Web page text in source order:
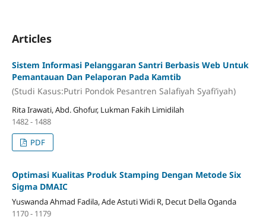
Articles
Sistem Informasi Pelanggaran Santri Berbasis Web Untuk
Pemantauan Dan Pelaporan Pada Kamtib
(Studi Kasus:Putri Pondok Pesantren Salafiyah Syafi’iyah)
Rita Irawati, Abd. Ghofur, Lukman Fakih Limidilah
1482 - 1488
PDF
Optimasi Kualitas Produk Stamping Dengan Metode Six
Sigma DMAIC
Yuswanda Ahmad Fadila, Ade Astuti Widi R, Decut Della Oganda
1170 - 1179